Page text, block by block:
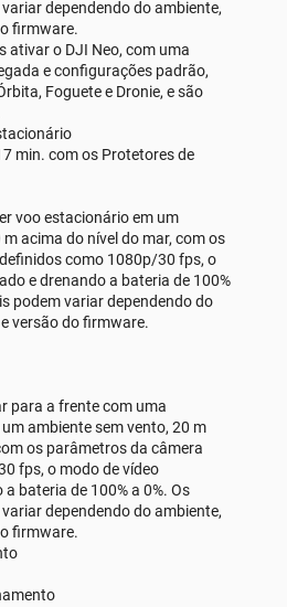
dependendo do ambiente,
firmware.
ativar o DJI Neo, com uma
e configurações padrão,
Foguete e Dronie, e são
min. com os Protetores de
voo estacionário em um
acima do nível do mar, com os
como 1080p/30 fps, o
e drenando a bateria de 100%
podem variar dependendo do
versão do firmware.
para a frente com uma
ambiente sem vento, 20 m
os parâmetros da câmera
fps, o modo de vídeo
bateria de 100% a 0%. Os
dependendo do ambiente,
firmware.